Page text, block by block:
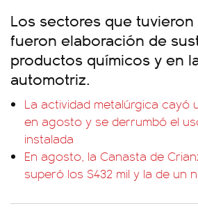
Los sectores que
fueron elaboración de
productos químicos y en
automotriz.
La actividad metalúrgica cayó
en agosto y se derrumbó el
instalada
En agosto, la Canasta de
superó los $432 mil y la de un